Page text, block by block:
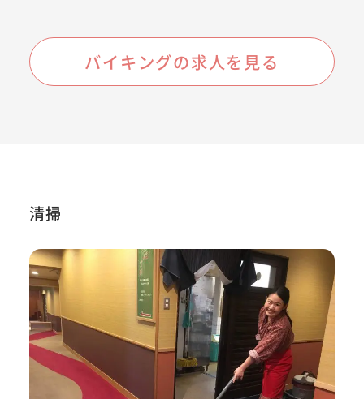
バイキングの求人を見る
清掃